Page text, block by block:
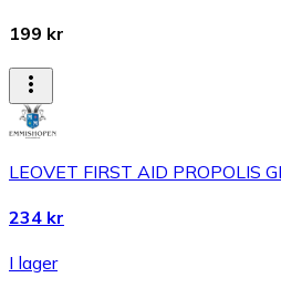
199 kr
LEOVET FIRST AID PROPOLIS
234 kr
I lager